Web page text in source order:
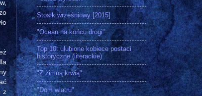
z
Stosik wrześniowy [2015]
"Ocean na końcu drogi"
Top 10: ulubione kobiece postaci
historyczne (literackie)
"Z zimną krwią"
"Dom wiatru"